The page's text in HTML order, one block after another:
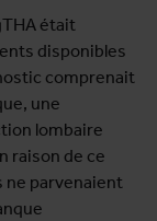
était
disponibles
comprenait
une
lombaire
raison de ce
ne parvenaient